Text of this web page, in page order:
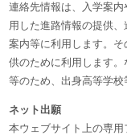
連絡先情報は、入学案
用した進路情報の提供
案内等に利用します。
供のために利用します
等のため、出身高等学校
ネット出願
本ウェブサイト上の専用